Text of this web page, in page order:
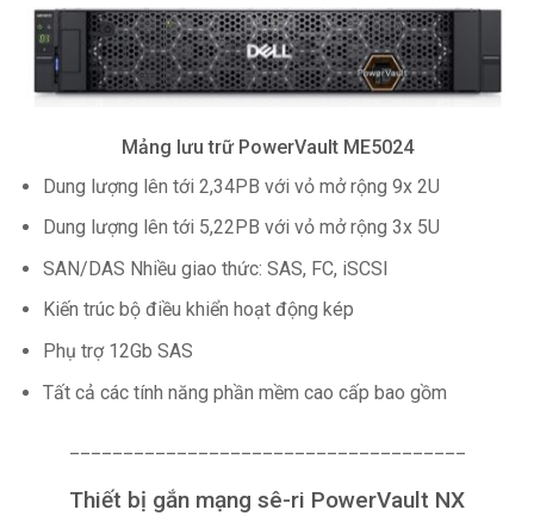
Mảng lưu trữ PowerVault ME5024
Dung lượng lên tới 2,34PB với vỏ mở rộng 9x 2U
Dung lượng lên tới 5,22PB với vỏ mở rộng 3x 5U
SAN/DAS Nhiều giao thức: SAS, FC, iSCSI
Kiến trúc bộ điều khiển hoạt động kép
Phụ trợ 12Gb SAS
Tất cả các tính năng phần mềm cao cấp bao gồm
Thiết bị gắn mạng sê-ri PowerVault NX